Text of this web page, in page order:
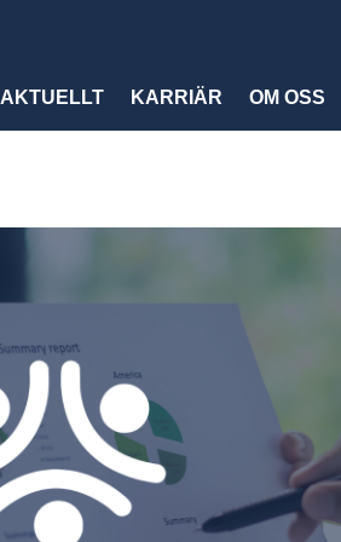
AKTUELLT KARRIÄR OM OSS